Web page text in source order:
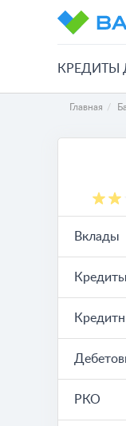
КРЕДИТЫ
Главная
Вклады
Кредиты
РКО